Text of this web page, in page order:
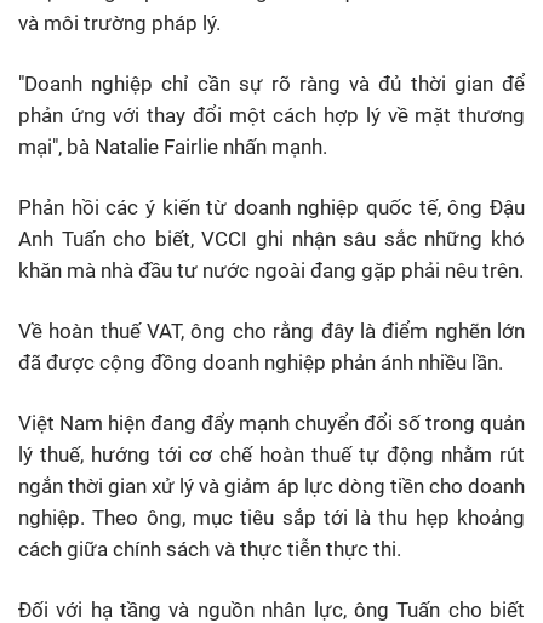
và môi trường pháp lý.
"Doanh nghiệp chỉ cần sự rõ ràng và đủ thời gian để
phản ứng với thay đổi một cách hợp lý về mặt thương
mại", bà Natalie Fairlie nhấn mạnh.
Phản hồi các ý kiến từ doanh nghiệp quốc tế, ông Đậu
Anh Tuấn cho biết, VCCI ghi nhận sâu sắc những khó
khăn mà nhà đầu tư nước ngoài đang gặp phải nêu trên.
Về hoàn thuế VAT, ông cho rằng đây là điểm nghẽn lớn
đã được cộng đồng doanh nghiệp phản ánh nhiều lần.
Việt Nam hiện đang đẩy mạnh chuyển đổi số trong quản
lý thuế, hướng tới cơ chế hoàn thuế tự động nhằm rút
ngắn thời gian xử lý và giảm áp lực dòng tiền cho doanh
nghiệp. Theo ông, mục tiêu sắp tới là thu hẹp khoảng
cách giữa chính sách và thực tiễn thực thi.
Đối với hạ tầng và nguồn nhân lực, ông Tuấn cho biết